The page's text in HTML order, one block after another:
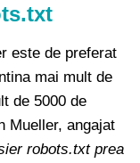
este de preferat
mai mult de
de 5000 de
Mueller, angajat
robots.txt prea